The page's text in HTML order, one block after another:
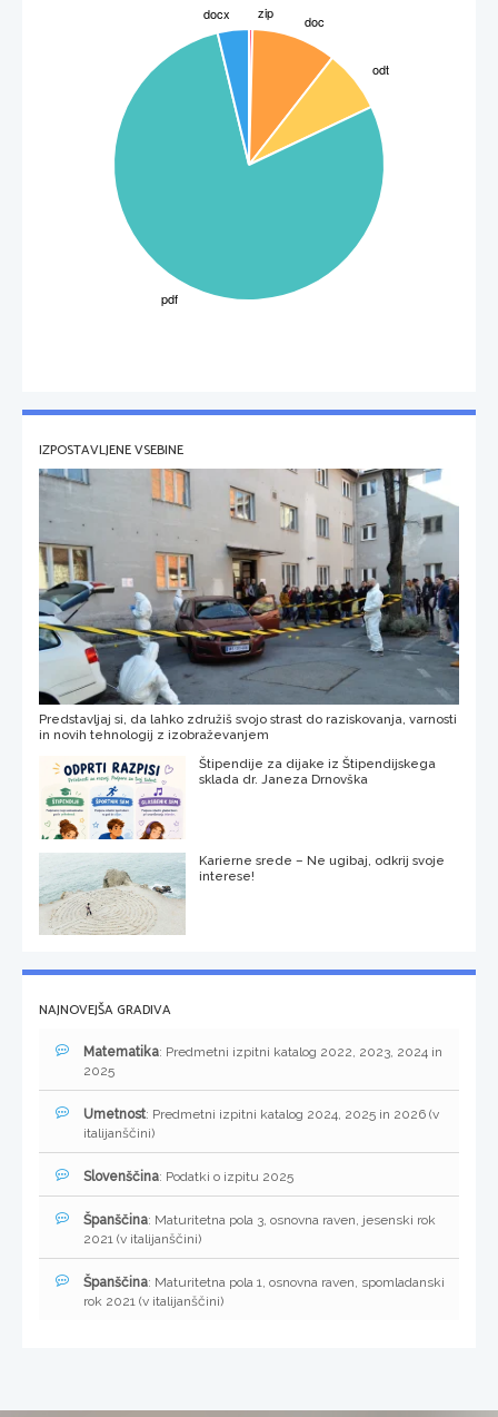
IZPOSTAVLJENE VSEBINE
Predstavljaj si, da lahko združiš svojo strast do raziskovanja, varnosti
in novih tehnologij z izobraževanjem
Štipendije za dijake iz Štipendijskega
sklada dr. Janeza Drnovška
Karierne srede – Ne ugibaj, odkrij svoje
interese!
NAJNOVEJŠA GRADIVA
Matematika: Predmetni izpitni katalog 2022, 2023, 2024 in
2025
Umetnost: Predmetni izpitni katalog 2024, 2025 in 2026 (v
italijanščini)
Slovenščina: Podatki o izpitu 2025
Španščina: Maturitetna pola 3, osnovna raven, jesenski rok
2021 (v italijanščini)
Španščina: Maturitetna pola 1, osnovna raven, spomladanski
rok 2021 (v italijanščini)